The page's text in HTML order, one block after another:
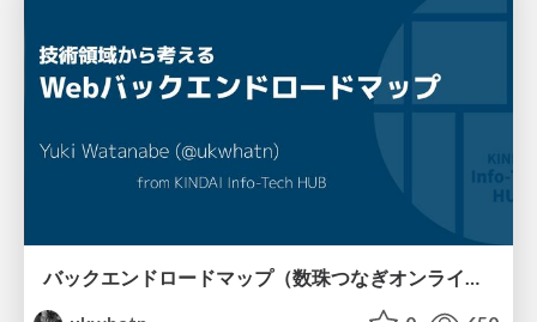
バックエンドロードマップ（数珠つなぎオンライン勉強会 #02)